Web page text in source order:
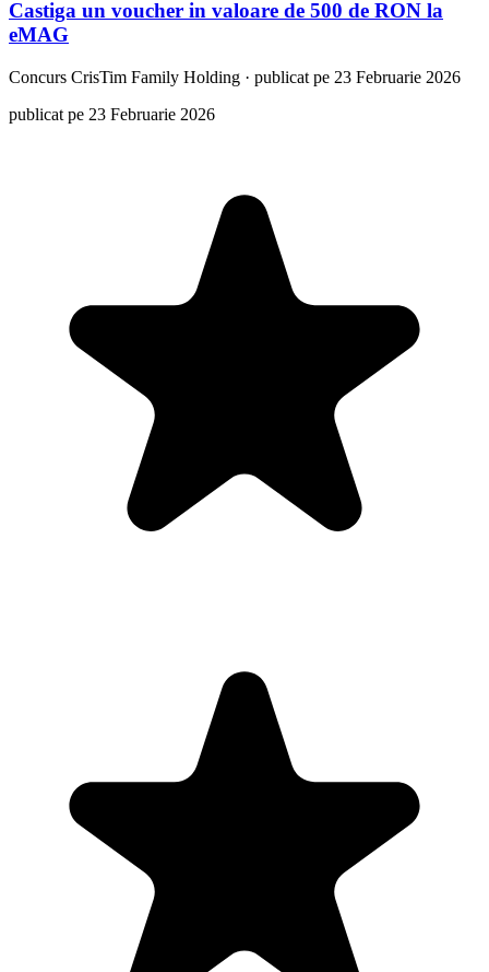
Castiga un voucher in valoare de 500 de RON la
eMAG
Concurs CrisTim Family Holding · publicat pe 23 Februarie 2026
publicat pe 23 Februarie 2026